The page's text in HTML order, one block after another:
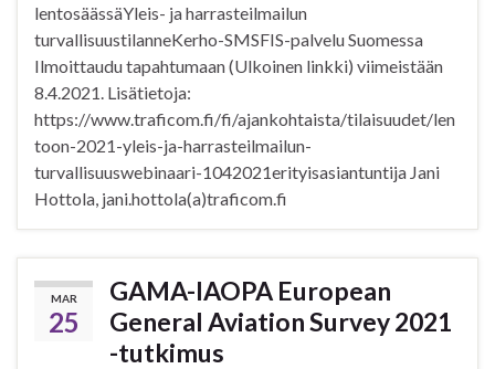
lentosäässäYleis- ja harrasteilmailun
turvallisuustilanneKerho-SMSFIS-palvelu Suomessa
Ilmoittaudu tapahtumaan (Ulkoinen linkki) viimeistään
8.4.2021. Lisätietoja:
https://www.traficom.fi/fi/ajankohtaista/tilaisuudet/len
toon-2021-yleis-ja-harrasteilmailun-
turvallisuuswebinaari-1042021erityisasiantuntija Jani
Hottola, jani.hottola(a)traficom.fi
MAR
25
GAMA-IAOPA European
General Aviation Survey 2021
-tutkimus